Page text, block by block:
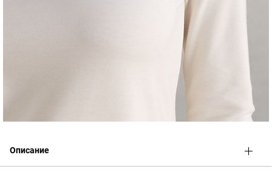
Описание